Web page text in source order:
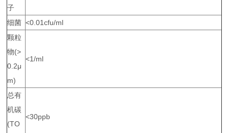
子
细菌 <0.01cfu/ml
颗粒
物(>
0.2μ
m)
<1/ml
总有
机碳
(TO
<30ppb